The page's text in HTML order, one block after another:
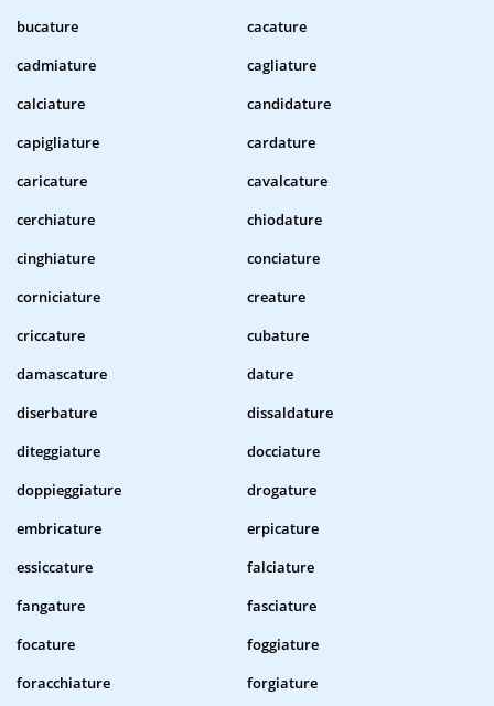
bucature
cacature
cadmiature
cagliature
calciature
candidature
capigliature
cardature
caricature
cavalcature
cerchiature
chiodature
cinghiature
conciature
corniciature
creature
criccature
cubature
damascature
dature
diserbature
dissaldature
diteggiature
docciature
doppieggiature
drogature
embricature
erpicature
essiccature
falciature
fangature
fasciature
focature
foggiature
foracchiature
forgiature